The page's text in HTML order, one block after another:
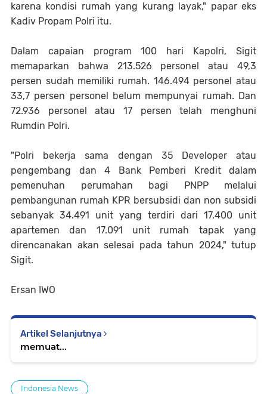
karena kondisi rumah yang kurang layak," papar eks
Kadiv Propam Polri itu.
Dalam capaian program 100 hari Kapolri, Sigit
memaparkan bahwa 213.526 personel atau 49,3
persen sudah memiliki rumah. 146.494 personel atau
33,7 persen personel belum mempunyai rumah. Dan
72.936 personel atau 17 persen telah menghuni
Rumdin Polri.
"Polri bekerja sama dengan 35 Developer atau
pengembang dan 4 Bank Pemberi Kredit dalam
pemenuhan perumahan bagi PNPP melalui
pembangunan rumah KPR bersubsidi dan non subsidi
sebanyak 34.491 unit yang terdiri dari 17.400 unit
apartemen dan 17.091 unit rumah tapak yang
direncanakan akan selesai pada tahun 2024," tutup
Sigit.
Ersan IWO
Artikel Selanjutnya
memuat...
Indonesia News